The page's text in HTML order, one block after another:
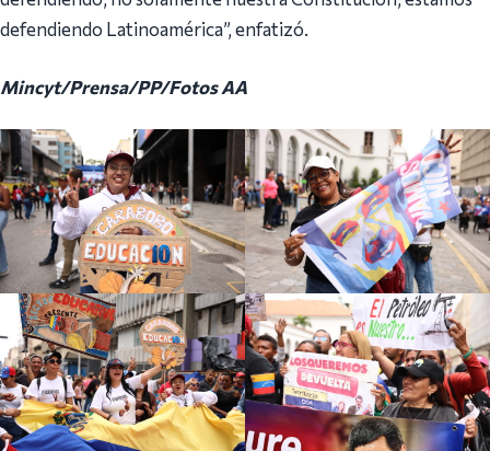
defendiendo Latinoamérica”, enfatizó.
Mincyt/Prensa/PP/Fotos AA